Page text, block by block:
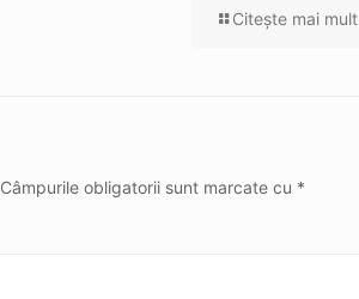
Citeşte mai mult
Câmpurile obligatorii sunt marcate cu *